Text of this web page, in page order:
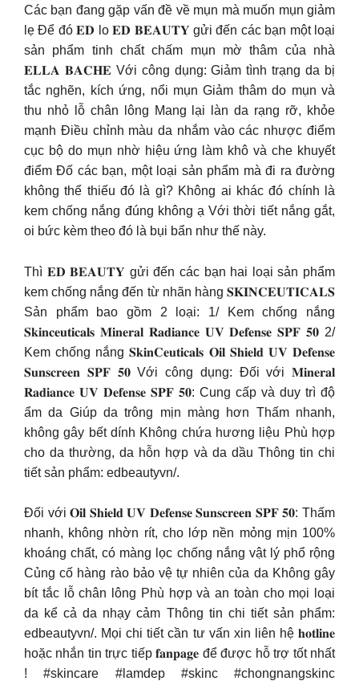
Các bạn đang gặp vấn đề về mụn mà muốn mụn giảm
lẹ Để đó 𝐄𝐃 lo 𝐄𝐃 𝐁𝐄𝐀𝐔𝐓𝐘 gửi đến các bạn một loại
sản phẩm tinh chất chấm mụn mờ thâm của nhà
𝐄𝐋𝐋𝐀 𝐁𝐀𝐂𝐇𝐄 Với công dụng: Giảm tình trạng da bị
tắc nghẽn, kích ứng, nổi mụn Giảm thâm do mụn và
thu nhỏ lỗ chân lông Mang lại làn da rạng rỡ, khỏe
mạnh Điều chỉnh màu da nhắm vào các nhược điểm
cục bộ do mụn nhờ hiệu ứng làm khô và che khuyết
điểm Đố các bạn, một loại sản phẩm mà đi ra đường
không thể thiếu đó là gì? Không ai khác đó chính là
kem chống nắng đúng không ạ Với thời tiết nắng gắt,
oi bức kèm theo đó là bụi bẩn như thế này.
Thì 𝐄𝐃 𝐁𝐄𝐀𝐔𝐓𝐘 gửi đến các bạn hai loại sản phẩm
kem chống nắng đến từ nhãn hàng 𝐒𝐊𝐈𝐍𝐂𝐄𝐔𝐓𝐈𝐂𝐀𝐋𝐒
Sản phẩm bao gồm 2 loại: 1/ Kem chống nắng
𝐒𝐤𝐢𝐧𝐜𝐞𝐮𝐭𝐢𝐜𝐚𝐥𝐬 𝐌𝐢𝐧𝐞𝐫𝐚𝐥 𝐑𝐚𝐝𝐢𝐚𝐧𝐜𝐞 𝐔𝐕 𝐃𝐞𝐟𝐞𝐧𝐬𝐞 𝐒𝐏𝐅 𝟓𝟎 2/
Kem chống nắng 𝐒𝐤𝐢𝐧𝐂𝐞𝐮𝐭𝐢𝐜𝐚𝐥𝐬 𝐎𝐢𝐥 𝐒𝐡𝐢𝐞𝐥𝐝 𝐔𝐕 𝐃𝐞𝐟𝐞𝐧𝐬𝐞
𝐒𝐮𝐧𝐬𝐜𝐫𝐞𝐞𝐧 𝐒𝐏𝐅 𝟓𝟎 Với công dụng: Đối với 𝐌𝐢𝐧𝐞𝐫𝐚𝐥
𝐑𝐚𝐝𝐢𝐚𝐧𝐜𝐞 𝐔𝐕 𝐃𝐞𝐟𝐞𝐧𝐬𝐞 𝐒𝐏𝐅 𝟓𝟎: Cung cấp và duy trì độ
ẩm da Giúp da trông mịn màng hơn Thấm nhanh,
không gây bết dính Không chứa hương liệu Phù hợp
cho da thường, da hỗn hợp và da dầu Thông tin chi
tiết sản phẩm: edbeautyvn/.
Đối với 𝐎𝐢𝐥 𝐒𝐡𝐢𝐞𝐥𝐝 𝐔𝐕 𝐃𝐞𝐟𝐞𝐧𝐬𝐞 𝐒𝐮𝐧𝐬𝐜𝐫𝐞𝐞𝐧 𝐒𝐏𝐅 𝟓𝟎: Thấm
nhanh, không nhờn rít, cho lớp nền mỏng mịn 100%
khoáng chất, có màng lọc chống nắng vật lý phổ rộng
Củng cố hàng rào bảo vệ tự nhiên của da Không gây
bít tắc lỗ chân lông Phù hợp và an toàn cho mọi loại
da kể cả da nhạy cảm Thông tin chi tiết sản phẩm:
edbeautyvn/. Mọi chi tiết cần tư vấn xin liên hệ 𝐡𝐨𝐭𝐥𝐢𝐧𝐞
hoặc nhắn tin trực tiếp 𝐟𝐚𝐧𝐩𝐚𝐠𝐞 để được hỗ trợ tốt nhất
! #skincare #lamdep #skinc #chongnangskinc